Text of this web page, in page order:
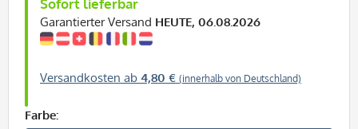
Garantierter Versand HEUTE, 06.08.2026
Versandkosten ab 4,80 € (innerhalb von Deutschland)
Farbe: